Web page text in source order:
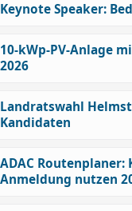
Keynote Speaker:
10-kWp-PV-Anlage
2026
Landratswahl
Kandidaten
ADAC Routenplaner:
Anmeldung nutzen